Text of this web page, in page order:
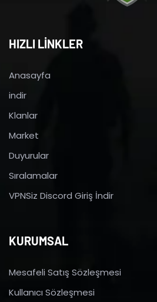
HIZLI LİNKLER
Anasayfa
indir
Klanlar
Market
Duyurular
Sıralamalar
VPNSiz Discord Giriş İndir
KURUMSAL
Mesafeli Satış Sözleşmesi
Kullanıcı Sözleşmesi